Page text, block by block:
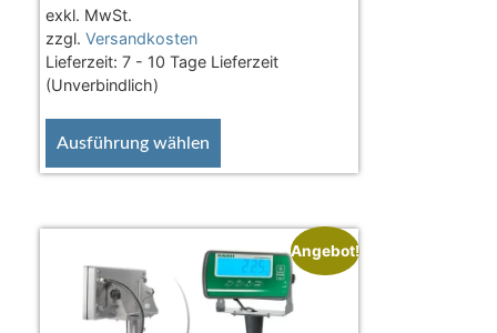
exkl. MwSt.
zzgl. Versandkosten
Lieferzeit: 7 - 10 Tage Lieferzeit
(Unverbindlich)
Ausführung wählen
Angebot!